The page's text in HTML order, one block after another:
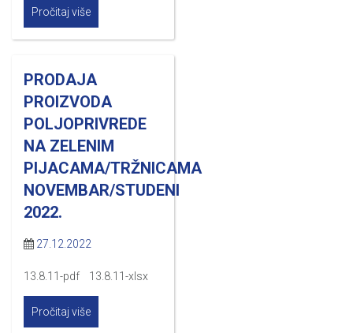
Pročitaj više
PRODAJA
PROIZVODA
POLJOPRIVREDE
NA ZELENIM
PIJACAMA/TRŽNICAMA
NOVEMBAR/STUDENI
2022.
27.12.2022
13.8.11-pdf 13.8.11-xlsx
Pročitaj više